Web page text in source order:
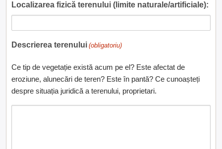
Localizarea fizică terenului (limite naturale/artificiale):
Descrierea terenului (obligatoriu)
Ce tip de vegetație există acum pe el? Este afectat de
eroziune, alunecări de teren? Este în pantă? Ce cunoașteți
despre situația juridică a terenului, proprietari.